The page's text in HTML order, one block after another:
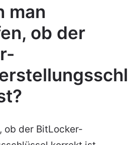
man
ob der
ob der BitLocker-